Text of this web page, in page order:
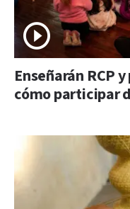
Enseñarán RCP
cómo participar